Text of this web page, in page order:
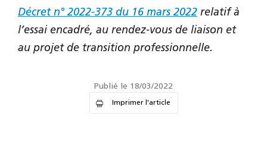
Décret n° 2022-373 du 16 mars 2022 relatif à
l’essai encadré, au rendez-vous de liaison et
au projet de transition professionnelle.
Publié le 18/03/2022
Imprimer l'article